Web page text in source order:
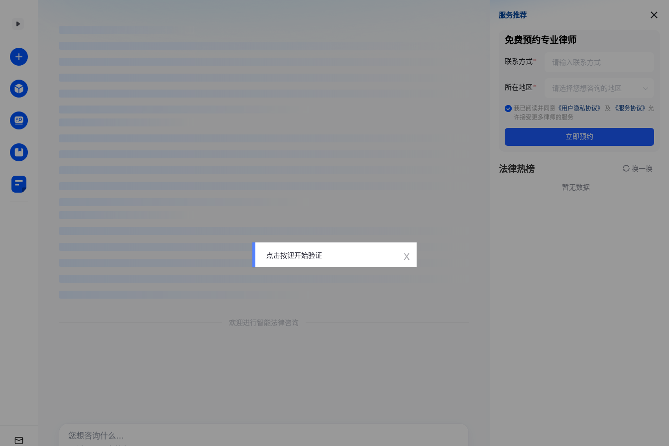
欢迎进行智能法律咨询
服务推荐
服务推荐
免费预约专业律师
联系方式
所在地区
我已阅读并同意 《用户隐私协议》 及 《服务协议》 允
许接受更多律师的服务
立即预约
法律热榜 换一换
暂无数据
点击按钮开始验证 x